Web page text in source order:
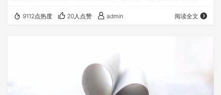
更高的。 世界一直试图塑造基督徒的价值观，让我们按照
的）价值观”去衡量我们周围的事务，从而做出合神心意的
9112点热度 20人点赞 admin 阅读全文